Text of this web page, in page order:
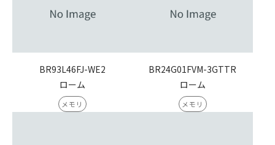
BR93L46FJ-WE2
ローム
メモリ
BR24G01FVM-3GTTR
ローム
メモリ